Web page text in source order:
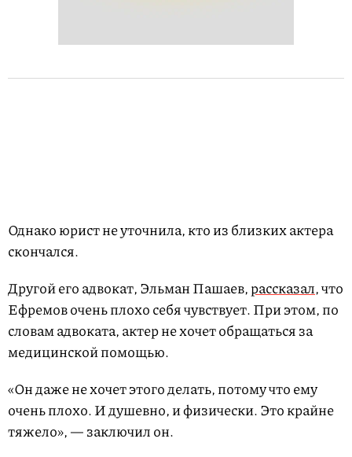
Однако юрист не уточнила, кто из близких актера
скончался.
Другой его адвокат, Эльман Пашаев,рассказал, что
Ефремов очень плохо себя чувствует. При этом, по
словам адвоката, актер не хочет обращаться за
медицинской помощью.
«Он даже не хочет этого делать, потому что ему
очень плохо. И душевно, и физически. Это крайне
тяжело», — заключил он.